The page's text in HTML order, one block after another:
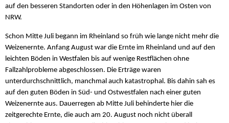
auf den besseren Standorten oder in den Höhenlagen im Osten von
NRW.
Schon Mitte Juli begann im Rheinland so früh wie lange nicht mehr die
Weizenernte. Anfang August war die Ernte im Rheinland und auf den
leichten Böden in Westfalen bis auf wenige Restflächen ohne
Fallzahlprobleme abgeschlossen. Die Erträge waren
unterdurchschnittlich, manchmal auch katastrophal. Bis dahin sah es
auf den guten Böden in Süd- und Ostwestfalen nach einer guten
Weizenernte aus. Dauerregen ab Mitte Juli behinderte hier die
zeitgerechte Ernte, die auch am 20. August noch nicht überall